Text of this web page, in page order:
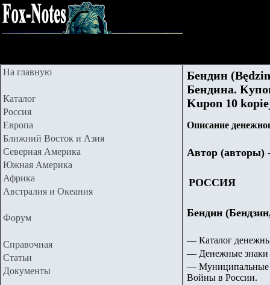
На главную
Каталог
Россия
Европа
Ближний Восток и Азия
Северная Америка
Южная Америка
Африка
Австралия и Океания
Форум
Справочная
Статьи
Документы
Бендин
Бендина.
Kupon 10
Описание
Автор (авторы)
РОССИЯ
Бендин
— Каталог
— Денежные знаки
— Муниципальные
Войны в России.